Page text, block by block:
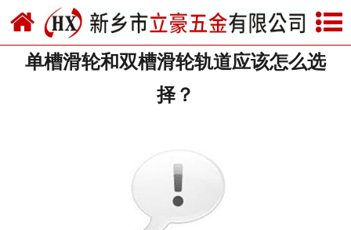
网站首页
关于我们
单槽滑轮和双槽滑轮轨道应该怎么选
择？